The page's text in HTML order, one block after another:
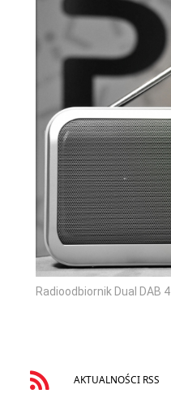
Radioodbiornik Dual DAB 4
AKTUALNOŚCI RSS